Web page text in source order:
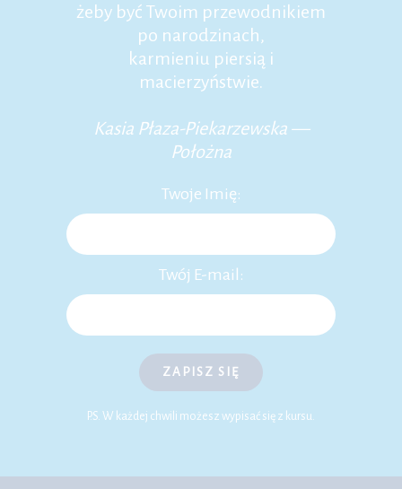
żeby być Twoim przewodnikiem
po narodzinach,
karmieniu piersią i
macierzyństwie.
Kasia Płaza-Piekarzewska —
Położna
Twoje Imię:
Twój E-mail:
ZAPISZ SIĘ
P.S. W każdej chwili możesz wypisać się z kursu.